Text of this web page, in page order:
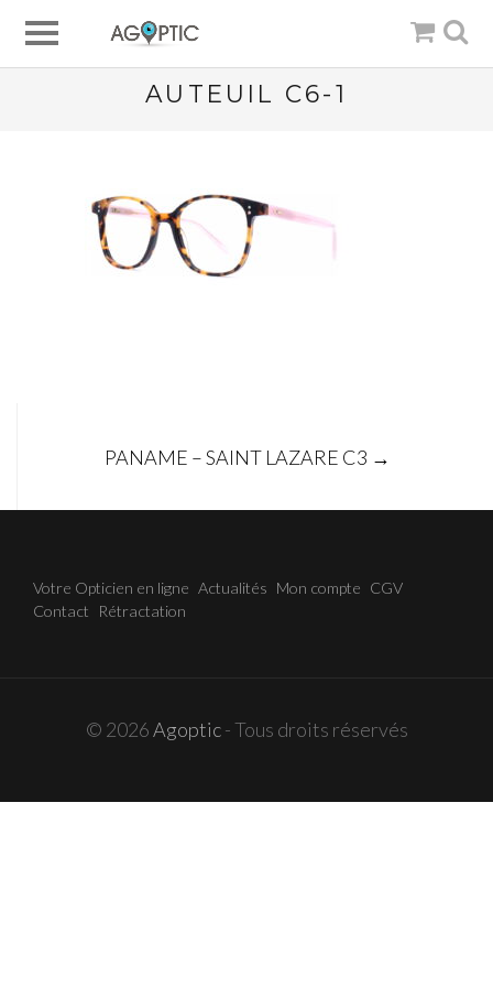
AUTEUIL C6-1
PANAME – SAINT LAZARE C3 →
Votre Opticien en ligne Actualités Mon compte CGV
Contact
Rétractation
© 2026Agoptic- Tous droits réservés